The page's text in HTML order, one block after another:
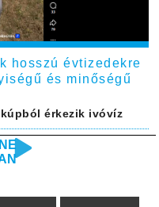
hosszú évtizedekre
és minőségű
érkezik ivóvíz